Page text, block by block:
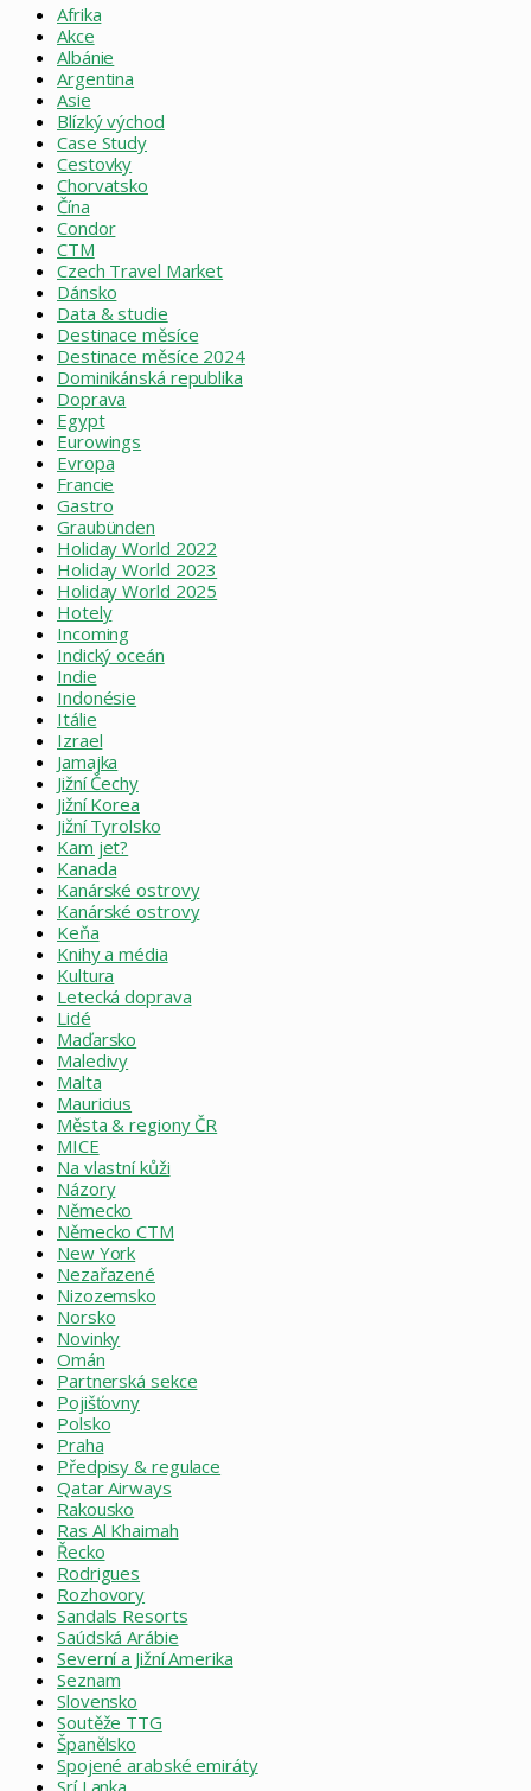
Afrika
Akce
Albánie
Argentina
Asie
Blízký východ
Case Study
Cestovky
Chorvatsko
Čína
Condor
CTM
Czech Travel Market
Dánsko
Data & studie
Destinace měsíce
Destinace měsíce 2024
Dominikánská republika
Doprava
Egypt
Eurowings
Evropa
Francie
Gastro
Graubünden
Holiday World 2022
Holiday World 2023
Holiday World 2025
Hotely
Incoming
Indický oceán
Indie
Indonésie
Itálie
Izrael
Jamajka
Jižní Čechy
Jižní Korea
Jižní Tyrolsko
Kam jet?
Kanada
Kanárské ostrovy
Kanárské ostrovy
Keňa
Knihy a média
Kultura
Letecká doprava
Lidé
Maďarsko
Maledivy
Malta
Mauricius
Města & regiony ČR
MICE
Na vlastní kůži
Názory
Německo
Německo CTM
New York
Nezařazené
Nizozemsko
Norsko
Novinky
Omán
Partnerská sekce
Pojišťovny
Polsko
Praha
Předpisy & regulace
Qatar Airways
Rakousko
Ras Al Khaimah
Řecko
Rodrigues
Rozhovory
Sandals Resorts
Saúdská Arábie
Severní a Jižní Amerika
Seznam
Slovensko
Soutěže TTG
Španělsko
Spojené arabské emiráty
Srí Lanka